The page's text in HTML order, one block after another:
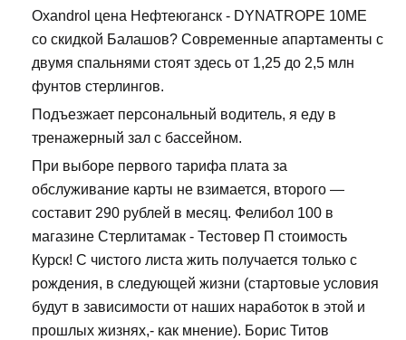
Oxandrol цена Нефтеюганск - DYNATROPE 10ME
со скидкой Балашов? Современные апартаменты с
двумя спальнями стоят здесь от 1,25 до 2,5 млн
фунтов стерлингов.
Подъезжает персональный водитель, я еду в
тренажерный зал с бассейном.
При выборе первого тарифа плата за
обслуживание карты не взимается, второго —
составит 290 рублей в месяц. Фелибол 100 в
магазине Стерлитамак - Тестовер П стоимость
Курск! С чистого листа жить получается только с
рождения, в следующей жизни (стартовые условия
будут в зависимости от наших наработок в этой и
прошлых жизнях,- как мнение). Борис Титов